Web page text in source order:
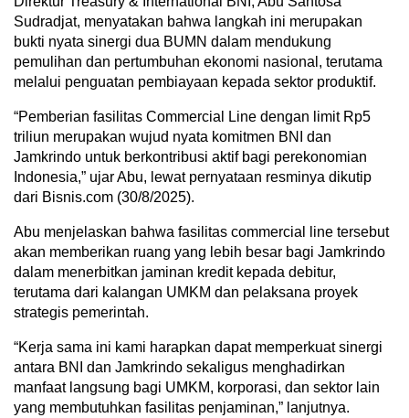
Sudradjat, menyatakan bahwa langkah ini merupakan
bukti nyata sinergi dua BUMN dalam mendukung
pemulihan dan pertumbuhan ekonomi nasional, terutama
melalui penguatan pembiayaan kepada sektor produktif.
“Pemberian fasilitas Commercial Line dengan limit Rp5
triliun merupakan wujud nyata komitmen BNI dan
Jamkrindo untuk berkontribusi aktif bagi perekonomian
Indonesia,” ujar Abu, lewat pernyataan resminya dikutip
dari Bisnis.com (30/8/2025).
Abu menjelaskan bahwa fasilitas commercial line tersebut
akan memberikan ruang yang lebih besar bagi Jamkrindo
dalam menerbitkan jaminan kredit kepada debitur,
terutama dari kalangan UMKM dan pelaksana proyek
strategis pemerintah.
“Kerja sama ini kami harapkan dapat memperkuat sinergi
antara BNI dan Jamkrindo sekaligus menghadirkan
manfaat langsung bagi UMKM, korporasi, dan sektor lain
yang membutuhkan fasilitas penjaminan,” lanjutnya.